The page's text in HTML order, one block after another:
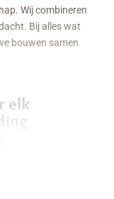
Wij combineren
Bij alles wat
bouwen samen
elk